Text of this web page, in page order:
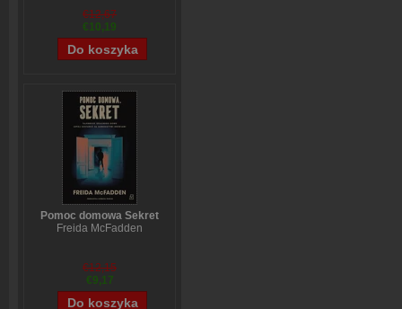
€12,67
€10,19
Pomoc domowa Sekret
Freida McFadden
€12,15
€9,17